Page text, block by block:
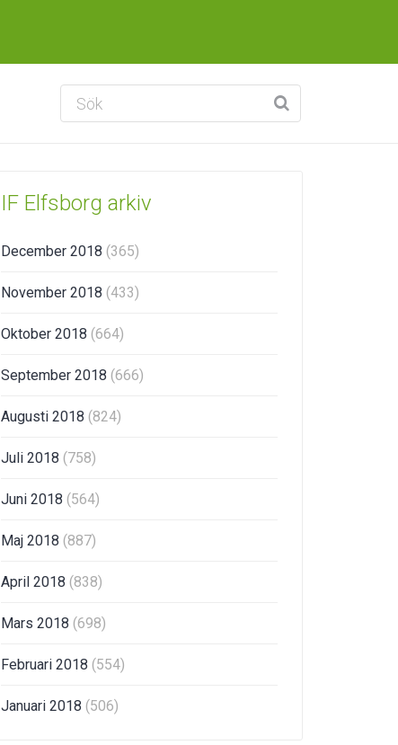
IF Elfsborg arkiv
December 2018 (365)
November 2018 (433)
Oktober 2018 (664)
September 2018 (666)
Augusti 2018 (824)
Juli 2018 (758)
Juni 2018 (564)
Maj 2018 (887)
April 2018 (838)
Mars 2018 (698)
Februari 2018 (554)
Januari 2018 (506)